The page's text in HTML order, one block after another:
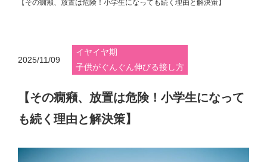
【その癇癪、放置は危険！小学生になっても続く理由と解決策】
2025/11/09
イヤイヤ期
子供がぐんぐん伸びる接し方
【その癇癪、放置は危険！小学生になって
も続く理由と解決策】